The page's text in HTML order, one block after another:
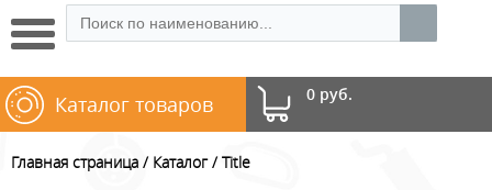
0 руб.
Каталог товаров
Главная страница Каталог Title